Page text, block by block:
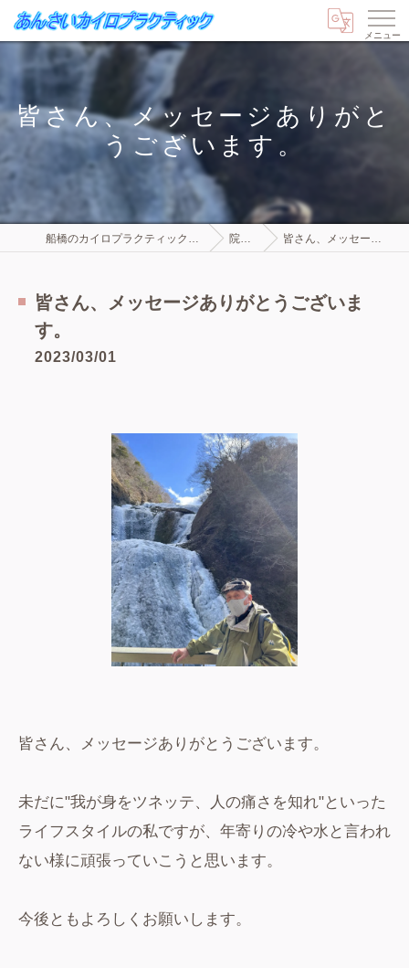
皆さん、メッセージありがと
うございます。
院長ブログ 皆さん、メッセージありがとうございます。
皆さん、メッセージありがとうございま
す。
2023/03/01
皆さん、メッセージありがとうございます。
未だに"我が身をツネッテ、人の痛さを知れ"といった
ライフスタイルの私ですが、年寄りの冷や水と言われ
ない様に頑張っていこうと思います。
今後ともよろしくお願いします。